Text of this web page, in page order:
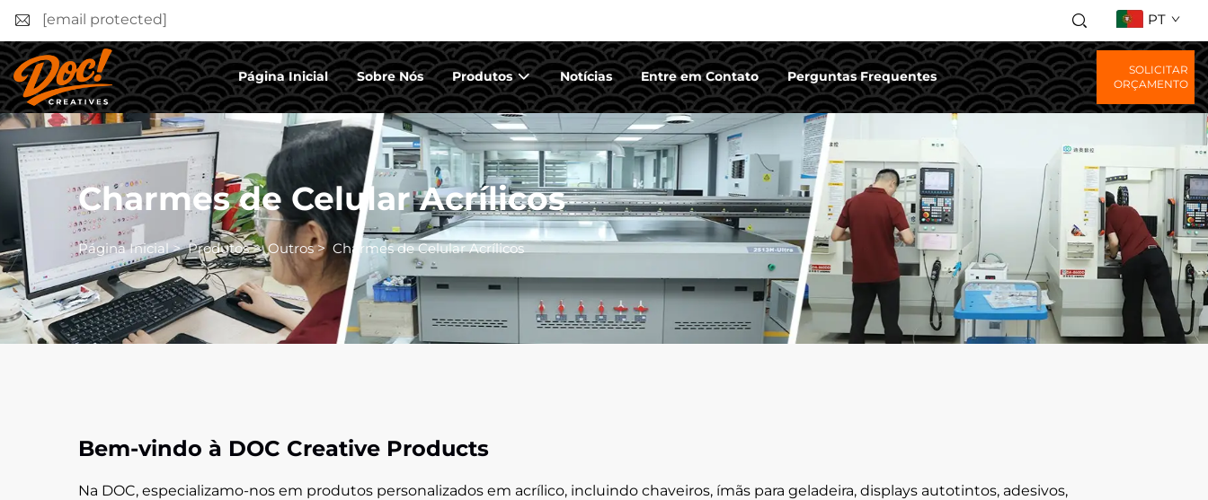
[email protected] PT
Página Inicial Sobre Nós Produtos Notícias Entre em Contato Perguntas Frequentes
SOLICITAR
ORÇAMENTO
Charmes de Celular Acrílicos
Página Inicial>Produtos>Outros> Charmes de Celular Acrílicos
Bem-vindo à DOC Creative Products
Na DOC, especializamo-nos em produtos personalizados em acrílico, incluindo chaveiros, ímãs para geladeira, displays autotintos, adesivos,